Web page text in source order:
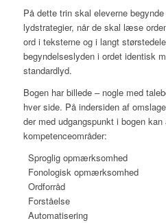
På dette trin skal eleverne
lydstrategier, når de skal læse
ord i teksterne og i langt
begyndelseslyden i ordet identisk
standardlyd.
Bogen har billede – nogle med
hver side. På indersiden af
der med udgangspunkt i bogen
kompetenceområder:
Sproglig opmærksomhed
Fonologisk opmærksomhed
Ordforråd
Forståelse
Automatisering